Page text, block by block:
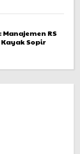
RS
Kayak Sopir